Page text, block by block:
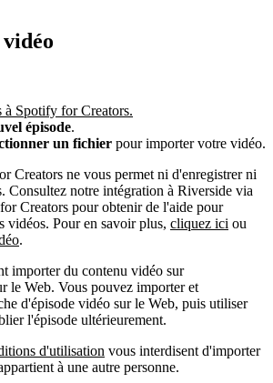
à Spotify for Creators.
épisode.
un fichier pour importer votre vidéo.
Creators ne vous permet ni d'enregistrer ni
Consultez notre intégration à Riverside via
Creators pour obtenir de l'aide pour
vidéos. Pour en savoir plus, cliquez ici ou
.
importer du contenu vidéo sur
le Web. Vous pouvez importer et
d'épisode vidéo sur le Web, puis utiliser
l'épisode ultérieurement.
d'utilisation vous interdisent d'importer
à une autre personne.